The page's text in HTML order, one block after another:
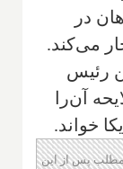
در
می‌کند.
رئیس
آن‌را
خواند.
مطلب پس از این